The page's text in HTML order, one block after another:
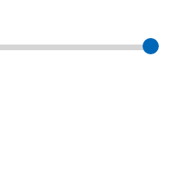
227.82